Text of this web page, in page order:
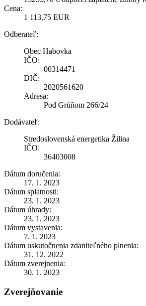
Cena:
1 113,75 EUR
Odberateľ:
Obec Habovka
IČO:
00314471
DIČ:
2020561620
Adresa:
Pod Grúňom 266/24
Dodávateľ:
Stredoslovenská energetika Žilina
IČO:
36403008
Dátum doručenia:
17. 1. 2023
Dátum splatnosti:
23. 1. 2023
Dátum úhrady:
23. 1. 2023
Dátum vystavenia:
7. 1. 2023
Dátum uskutočnenia zdaniteľného plnenia:
31. 12. 2022
Dátum zverejnenia:
30. 1. 2023
Zverejňovanie